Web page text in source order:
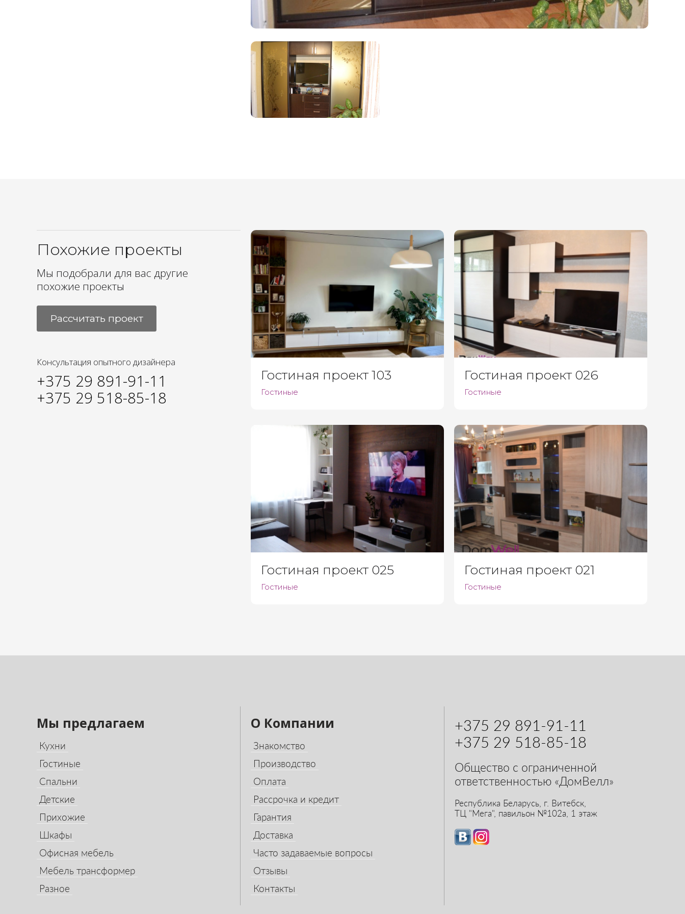
Похожие проекты
Мы подобрали для вас другие
похожие проекты
Рассчитать проект
Консультация опытного дизайнера
+375 29 891-91-11
+375 29 518-85-18
Гостиная проект 103
Гостиные
Гостиная проект 026
Гостиные
Гостиная проект 025
Гостиные
Гостиная проект 021
Гостиные
Мы предлагаем
Кухни
Гостиные
Спальни
Детские
Прихожие
Шкафы
Офисная мебель
Мебель трансформер
Разное
О Компании
Знакомство
Производство
Оплата
Рассрочка и кредит
Гарантия
Доставка
Часто задаваемые вопросы
Отзывы
Контакты
+375 29 891-91-11
+375 29 518-85-18
Общество с ограниченной
ответственностью «ДомВелл»
Республика Беларусь, г. Витебск,
ТЦ "Мега", павильон №102а, 1 этаж